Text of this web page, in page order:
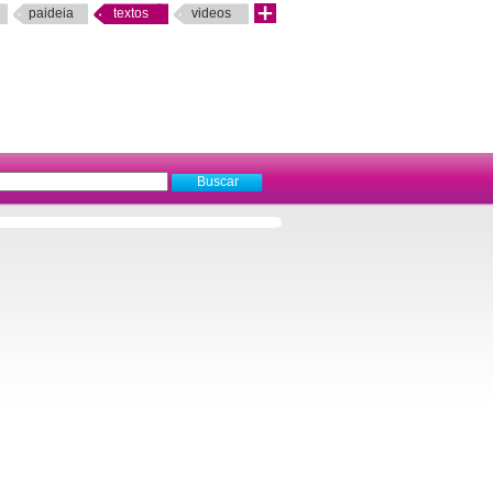
paideia textos videos